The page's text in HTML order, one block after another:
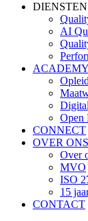
DIENSTEN
AI
ACADEMY
Open
CONNECT
OVER ONS
Over
MVO
ISO
15
CONTACT